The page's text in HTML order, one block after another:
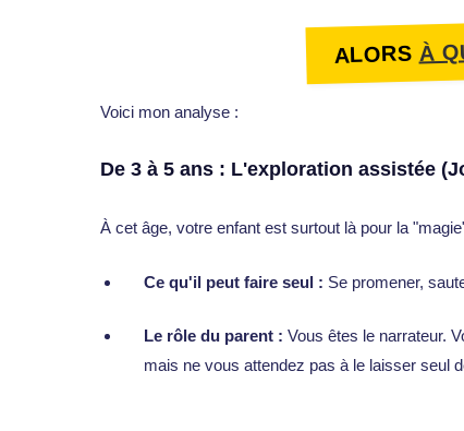
ALORS À
Voici mon analyse :
De 3 à 5 ans : L'exploration assistée
À cet âge, votre enfant est surtout là pour la
Ce qu'il peut faire seul : Se promener,
Le rôle du parent : Vous êtes le narrateur.
mais ne vous attendez pas à le laisser seul